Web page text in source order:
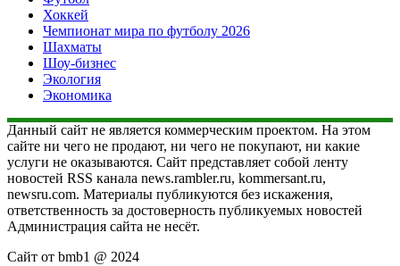
Хоккей
Чемпионат мира по футболу 2026
Шахматы
Шоу-бизнес
Экология
Экономика
Данный сайт не является коммерческим проектом. На этом
сайте ни чего не продают, ни чего не покупают, ни какие
услуги не оказываются. Сайт представляет собой ленту
новостей RSS канала news.rambler.ru, kommersant.ru,
newsru.com. Материалы публикуются без искажения,
ответственность за достоверность публикуемых новостей
Администрация сайта не несёт.
Сайт от bmb1 @ 2024